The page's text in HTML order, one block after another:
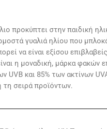
προκύπτει στην παιδική
γυαλιά ηλίου που
να είναι εξίσου
η μοναδική, μάρκα
UVB και 85% των ακτίνων
τη σειρά προϊόντων.